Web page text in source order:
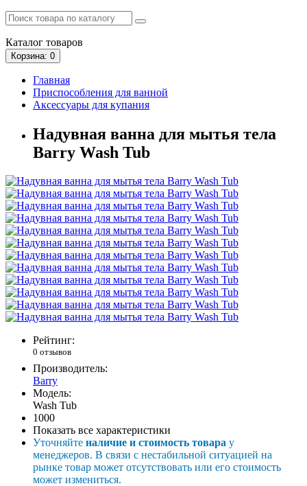
Каталог товаров
Корзина: 0
Главная
Приспособления для ванной
Аксессуары для купания
Надувная ванна для мытья тела
Barry Wash Tub
Рейтинг:
0 отзывов
Производитель:
Barry
Модель:
Wash Tub
1000
Показать все характеристики
Уточняйте наличие и стоимость товара у
менеджеров. В связи с нестабильной ситуацией на
рынке товар может отсутствовать или его стоимость
может измениться.